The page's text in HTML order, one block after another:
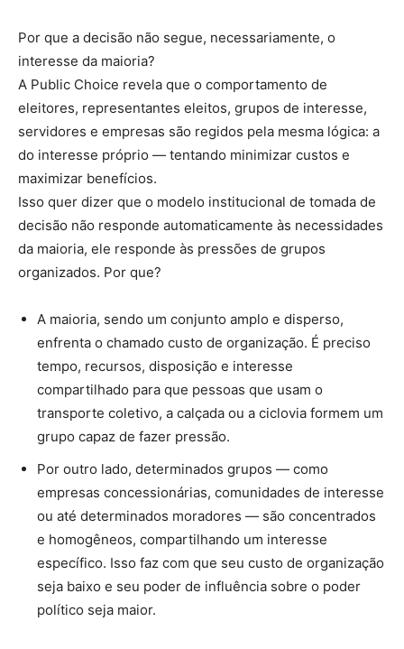
Por que a decisão não segue, necessariamente, o
interesse da maioria?
A Public Choice revela que o comportamento de
eleitores, representantes eleitos, grupos de interesse,
servidores e empresas são regidos pela mesma lógica: a
do interesse próprio — tentando minimizar custos e
maximizar benefícios.
Isso quer dizer que o modelo institucional de tomada de
decisão não responde automaticamente às necessidades
da maioria, ele responde às pressões de grupos
organizados. Por que?
A maioria, sendo um conjunto amplo e disperso,
enfrenta o chamado custo de organização. É preciso
tempo, recursos, disposição e interesse
compartilhado para que pessoas que usam o
transporte coletivo, a calçada ou a ciclovia formem um
grupo capaz de fazer pressão.
Por outro lado, determinados grupos — como
empresas concessionárias, comunidades de interesse
ou até determinados moradores — são concentrados
e homogêneos, compartilhando um interesse
específico. Isso faz com que seu custo de organização
seja baixo e seu poder de influência sobre o poder
político seja maior.